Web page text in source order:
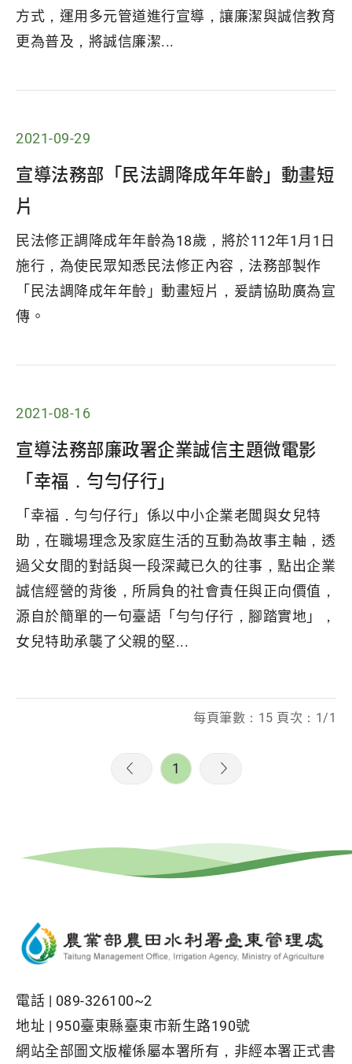
方式，運用多元管道進行宣導，讓廉潔與誠信教育
更為普及，將誠信廉潔...
2021-09-29
宣導法務部「民法調降成年年齡」動畫短
片
民法修正調降成年年齡為18歲，將於112年1月1日
施行，為使民眾知悉民法修正內容，法務部製作
「民法調降成年年齡」動畫短片，爰請協助廣為宣
傳。
2021-08-16
宣導法務部廉政署企業誠信主題微電影
「幸福．勻勻仔行」
「幸福．勻勻仔行」係以中小企業老闆與女兒特
助，在職場理念及家庭生活的互動為故事主軸，透
過父女間的對話與一段深藏已久的往事，點出企業
誠信經營的背後，所肩負的社會責任與正向價值，
源自於簡單的一句臺語「勻勻仔行，腳踏實地」，
女兒特助承襲了父親的堅...
每頁筆數：15 頁次：1/1
1
電話 | 089-326100~2
地址 | 950臺東縣臺東市新生路190號
網站全部圖文版權係屬本署所有，非經本署正式書